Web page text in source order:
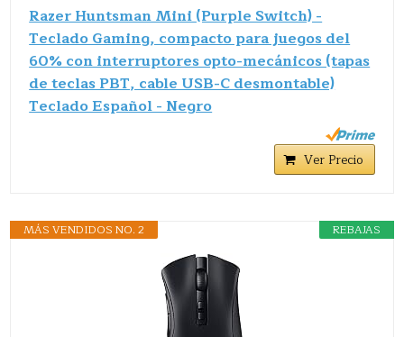
Razer Huntsman Mini (Purple Switch) -
Teclado Gaming, compacto para juegos del
60% con interruptores opto-mecánicos (tapas
de teclas PBT, cable USB-C desmontable)
Teclado Español - Negro
Ver Precio
REBAJAS
MÁS VENDIDOS NO. 2